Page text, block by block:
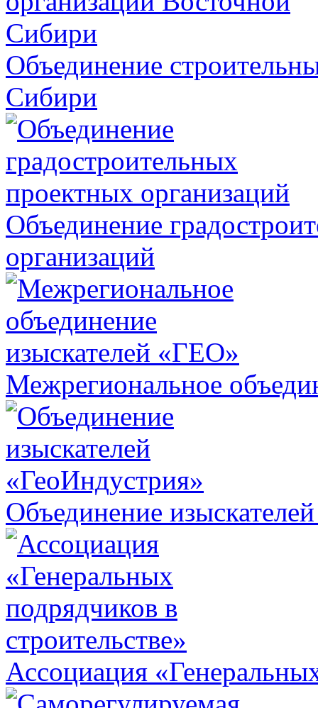
Объединение
Сибири
Объединение
организаций
Межрегиональное
Объединение
Ассоциация